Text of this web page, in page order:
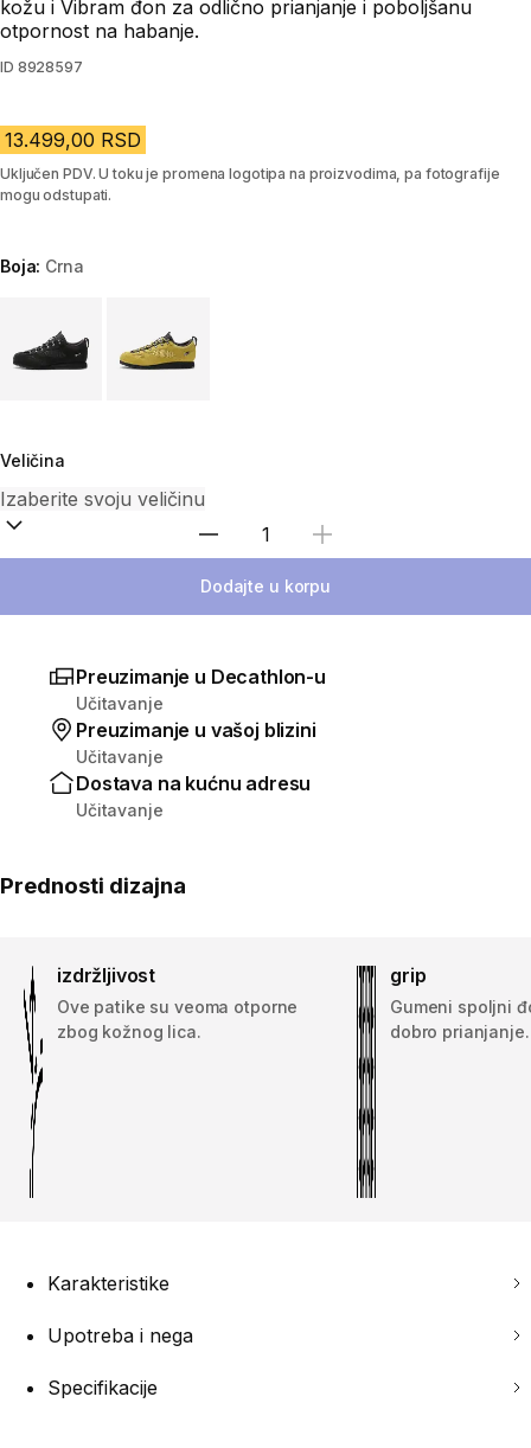
kožu i Vibram đon za odlično prianjanje i poboljšanu
otpornost na habanje.
ID 8928597
13.499,00 RSD
Uključen PDV. U toku je promena logotipa na proizvodima, pa fotografije
mogu odstupati.
Boja: Crna
Veličina
Izaberi količinu
Dodajte u korpu
Preuzimanje u Decathlon-u
Učitavanje
Preuzimanje u vašoj blizini
Učitavanje
Dostava na kućnu adresu
Učitavanje
Prednosti dizajna
izdržljivost
Ove patike su veoma otporne
zbog kožnog lica.
grip
Gumeni spoljni
dobro prianjanje.
Karakteristike
Upotreba i nega
Specifikacije